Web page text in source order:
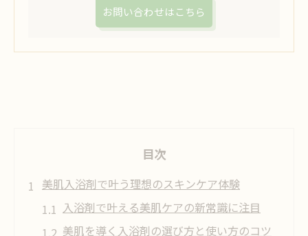
お問い合わせはこちら
目次
美肌入浴剤で叶う理想のスキンケア体験
入浴剤で叶える美肌ケアの新常識に注目
美肌を導く入浴剤の選び方と使い方のコツ